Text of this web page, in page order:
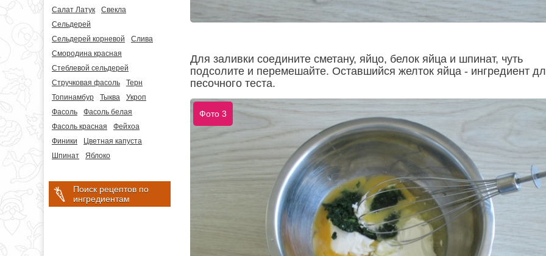
Салат Латук
Свекла
Сельдерей
Сельдерей корневой
Слива
Смородина красная
Стеблевой сельдерей
Стручковая фасоль
Терн
Топинамбур
Тыква
Укроп
Фасоль
Фасоль белая
Фасоль красная
Фейхоа
Финики
Цветная капуста
Шпинат
Яблоко
Поиск рецептов по
ингредиентам
Для заливки соедините сметану, яйцо, белок яйца и шпинат, чуть
подсолите и перемешайте. Оставшийся желток яйца - ингредиент
песочного теста.
Фото 3